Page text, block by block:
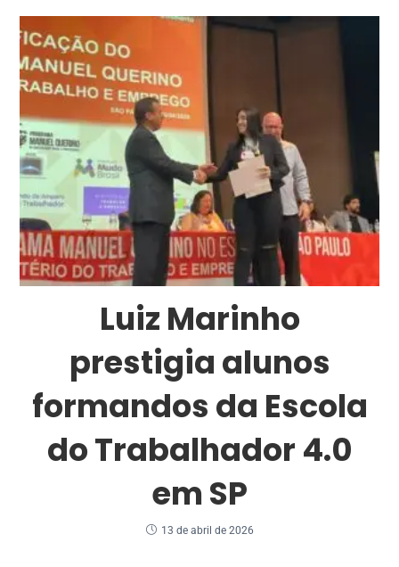
Luiz Marinho
prestigia alunos
formandos da Escola
do Trabalhador 4.0
em SP
13 de abril de 2026